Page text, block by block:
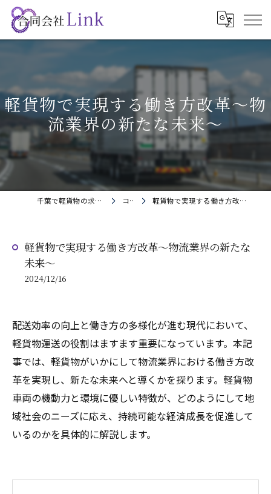
軽貨物で実現する働き方改革〜物
流業界の新たな未来〜
千葉で軽貨物の求人なら合同会社Link コラム 軽貨物で実現する働き方改革〜物流業界の新たな未来〜
軽貨物で実現する働き方改革〜物流業界の新たな
未来〜
2024/12/16
配送効率の向上と働き方の多様化が進む現代において、
軽貨物運送の役割はますます重要になっています。本記
事では、軽貨物がいかにして物流業界における働き方改
革を実現し、新たな未来へと導くかを探ります。軽貨物
車両の機動力と環境に優しい特徴が、どのようにして地
域社会のニーズに応え、持続可能な経済成長を促進して
いるのかを具体的に解説します。